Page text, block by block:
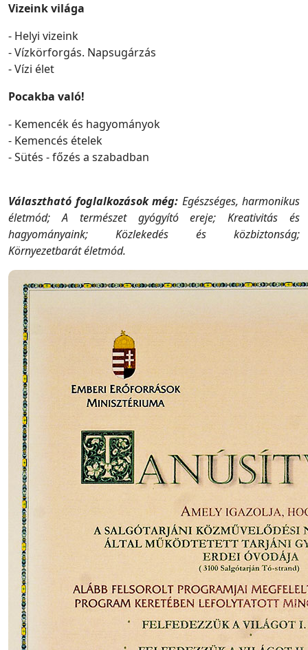
Vizeink világa
- Helyi vizeink
- Vízkörforgás. Napsugárzás
- Vízi élet
Pocakba való!
- Kemencék és hagyományok
- Kemencés ételek
- Sütés - főzés a szabadban
Választható foglalkozások még: Egészséges, harmonikus
életmód;A természet gyógyító ereje; Kreativitás és
hagyományaink; Közlekedés és közbiztonság;
Környezetbarát életmód.